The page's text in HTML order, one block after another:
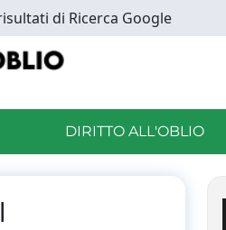
di Ricerca Google
DIRITTO ALL'OBLIO